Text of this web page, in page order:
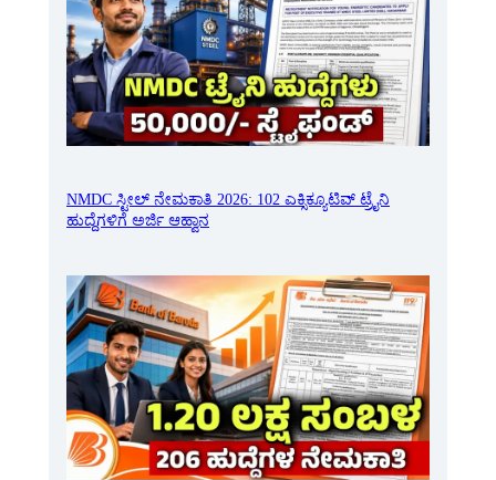
NMDC ಸ್ಟೀಲ್ ನೇಮಕಾತಿ 2026: 102 ಎಕ್ಸಿಕ್ಯೂಟಿವ್ ಟ್ರೈನಿ
ಹುದ್ದೆಗಳಿಗೆ ಅರ್ಜಿ ಆಹ್ವಾನ